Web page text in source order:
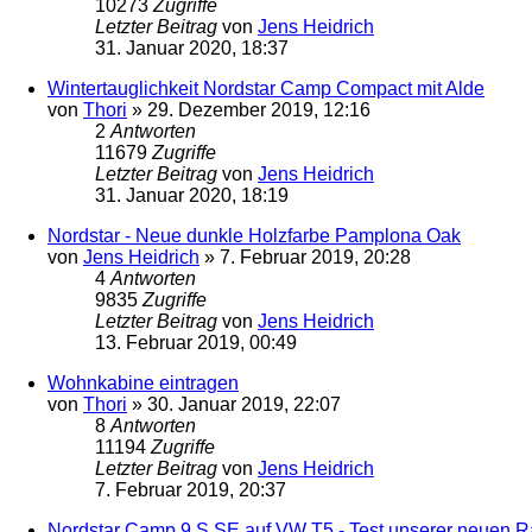
10273 Zugriffe
Letzter Beitrag von Jens Heidrich
31. Januar 2020, 18:37
Wintertauglichkeit Nordstar Camp Compact mit Alde
von Thori » 29. Dezember 2019, 12:16
2 Antworten
11679 Zugriffe
Letzter Beitrag von Jens Heidrich
31. Januar 2020, 18:19
Nordstar - Neue dunkle Holzfarbe Pamplona Oak
von Jens Heidrich » 7. Februar 2019, 20:28
4 Antworten
9835 Zugriffe
Letzter Beitrag von Jens Heidrich
13. Februar 2019, 00:49
Wohnkabine eintragen
von Thori » 30. Januar 2019, 22:07
8 Antworten
11194 Zugriffe
Letzter Beitrag von Jens Heidrich
7. Februar 2019, 20:37